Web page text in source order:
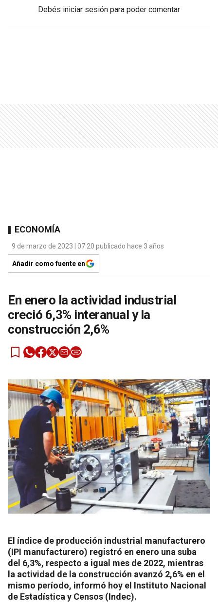
Debés iniciar sesión para poder comentar
ECONOMÍA
9 de marzo de 2023 | 07:20 publicado hace 3 años
Añadir como fuente en
En enero la actividad industrial
creció 6,3% interanual y la
construcción 2,6%
El índice de producción industrial manufacturero
(IPI manufacturero) registró en enero una suba
del 6,3%, respecto a igual mes de 2022, mientras
la actividad de la construcción avanzó 2,6% en el
mismo período, informó hoy el Instituto Nacional
de Estadística y Censos (Indec).